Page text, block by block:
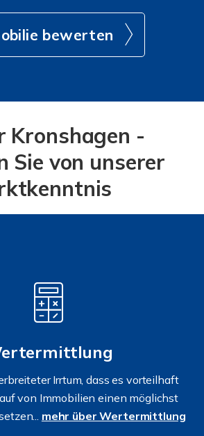
bewerten
Kronshagen -
Sie von unserer
Irrtum, dass es vorteilhaft
von Immobilien einen möglichst
mehr über Wertermittlung